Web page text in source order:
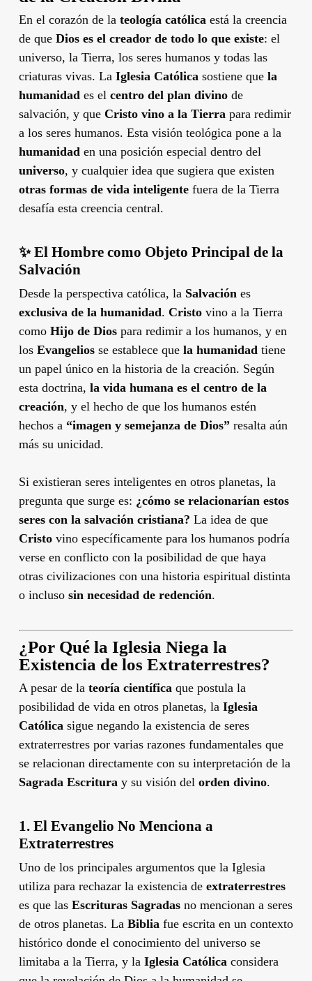
En el corazón de la teología católicaestá la creencia
de que Dios es el creador de todo lo que existe: el
universo, la Tierra, los seres humanos y todas las
criaturas vivas. La Iglesia Católicasostiene que la
humanidades el centro del plan divinode
salvación, y que Cristo vino a la Tierrapara redimir
a los seres humanos. Esta visión teológica pone a la
humanidaden una posición especial dentro del
universo, y cualquier idea que sugiera que existen
otras formas de vida inteligentefuera de la Tierra
desafía esta creencia central.
✨El Hombre como Objeto Principal de la
Salvación
Desde la perspectiva católica, la Salvaciónes
exclusiva de la humanidad. Cristovino a la Tierra
como Hijo de Diospara redimir a los humanos, y en
los Evangeliosse establece que la humanidadtiene
un papel único en la historia de la creación. Según
esta doctrina, la vida humana es el centro de la
creación, y el hecho de que los humanos estén
hechos a “imagen y semejanza de Dios”resalta aún
más su unicidad.
Si existieran seres inteligentes en otros planetas, la
pregunta que surge es: ¿cómo se relacionarían estos
seres con la salvación cristiana? La idea de que
Cristovino específicamente para los humanos podría
verse en conflicto con la posibilidad de que haya
otras civilizaciones con una historia espiritual distinta
o incluso sin necesidad de redención.
¿Por Qué la Iglesia Niega la
Existencia de los Extraterrestres?
A pesar de la teoría científicaque postula la
posibilidad de vida en otros planetas, la Iglesia
Católicasigue negando la existencia de seres
extraterrestres por varias razones fundamentales que
se relacionan directamente con su interpretación de la
Sagrada Escrituray su visión del orden divino.
1. El Evangelio No Menciona a
Extraterrestres
Uno de los principales argumentos que la Iglesia
utiliza para rechazar la existencia de extraterrestres
es que las Escrituras Sagradasno mencionan a seres
de otros planetas. La Bibliafue escrita en un contexto
histórico donde el conocimiento del universo se
limitaba a la Tierra, y la Iglesia Católicaconsidera